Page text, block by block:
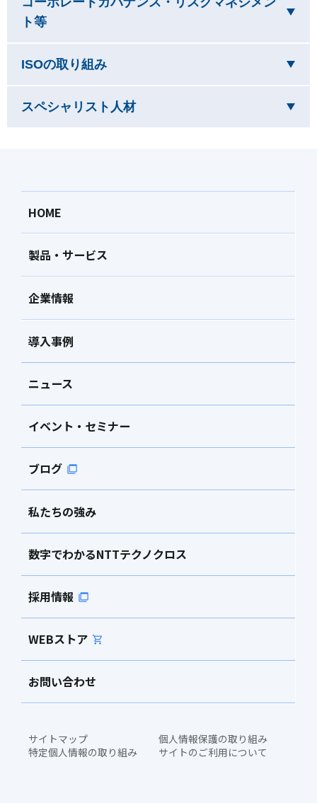
ト等を閉じています
ISOの取り組みを閉じています
スペシャリスト人材を閉じています
HOME
製品・サービス
企業情報
導入事例
ニュース
イベント・セミナー
ブログ
私たちの強み
数字でわかるNTTテクノクロス
採用情報
WEBストア
お問い合わせ
サイトマップ
個人情報保護の取り組み
特定個人情報の取り組み
サイトのご利用について